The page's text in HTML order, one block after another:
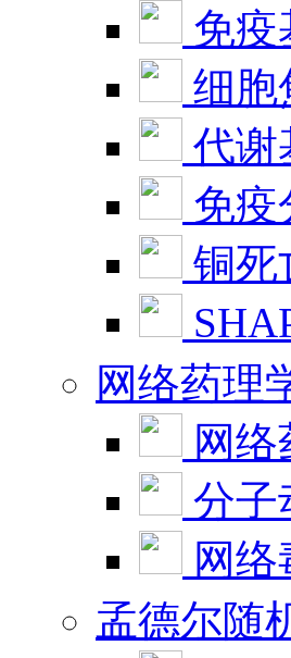
免疫
细胞
代谢
免疫
铜死
网络药理
网
分子
网
孟德尔随